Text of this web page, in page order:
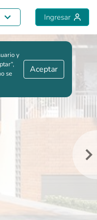
Ingresar
Volver al proyecto
y
se
Aceptar
Guardar comparación